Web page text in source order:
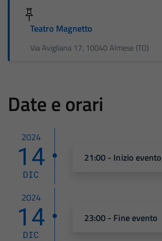
Teatro Magnetto
Via Avigliana 17, 10040 Almese (TO)
Date e orari
2024
14
DIC
21:00 - Inizio evento
2024
14
DIC
23:00 - Fine evento